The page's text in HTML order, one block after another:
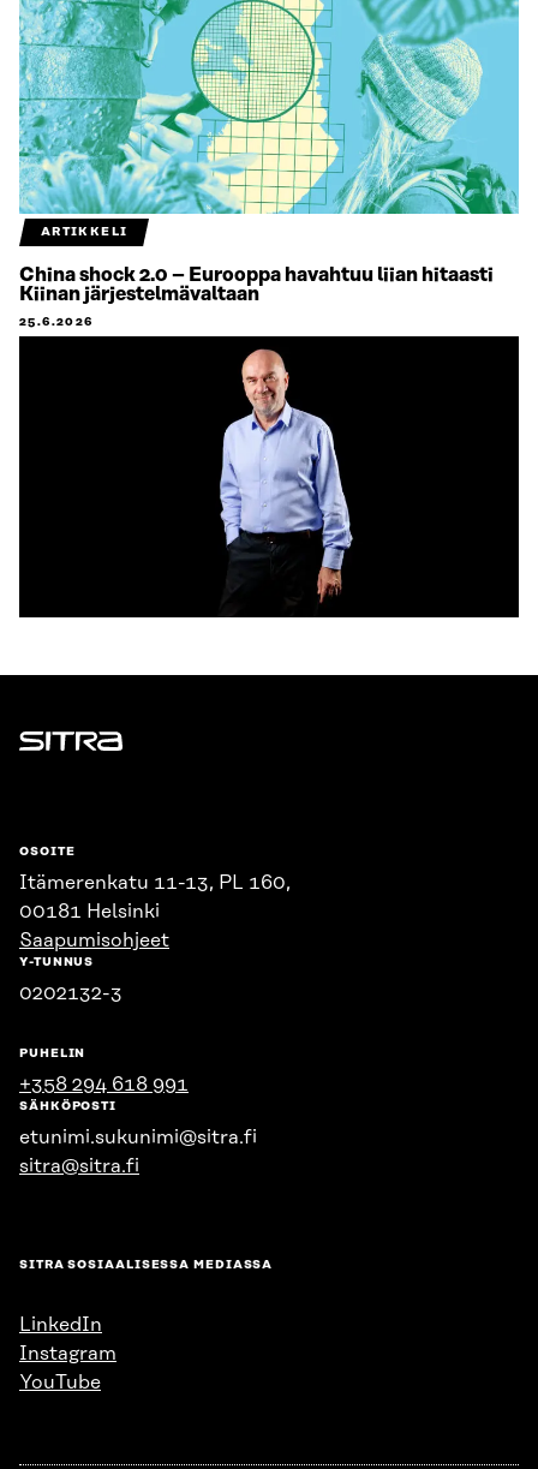
ARTIKKELI
China shock 2.0 – Eurooppa havahtuu liian hitaasti
Kiinan järjestelmävaltaan
25.6.2026
Sitra
OSOITE
Itämerenkatu 11-13, PL 160,
00181 Helsinki
Saapumisohjeet
Y-TUNNUS
0202132-3
PUHELIN
+358 294 618 991
SÄHKÖPOSTI
etunimi.sukunimi@sitra.fi
sitra@sitra.fi
SITRA SOSIAALISESSA MEDIASSA
LinkedIn
Instagram
YouTube